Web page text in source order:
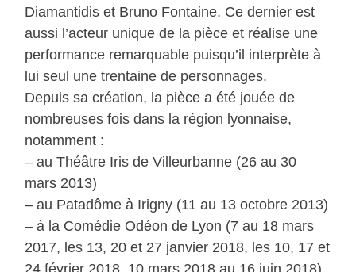
Diamantidis et Bruno Fontaine. Ce dernier est
aussi l’acteur unique de la pièce et réalise une
performance remarquable puisqu’il interprète à
lui seul une trentaine de personnages.
Depuis sa création, la pièce a été jouée de
nombreuses fois dans la région lyonnaise,
notamment :
– au Théâtre Iris de Villeurbanne (26 au 30
mars 2013)
– au Patadôme à Irigny (11 au 13 octobre 2013)
– à la Comédie Odéon de Lyon (7 au 18 mars
2017, les 13, 20 et 27 janvier 2018, les 10, 17 et
24 février 2018, 10 mars 2018 au 16 juin 2018)